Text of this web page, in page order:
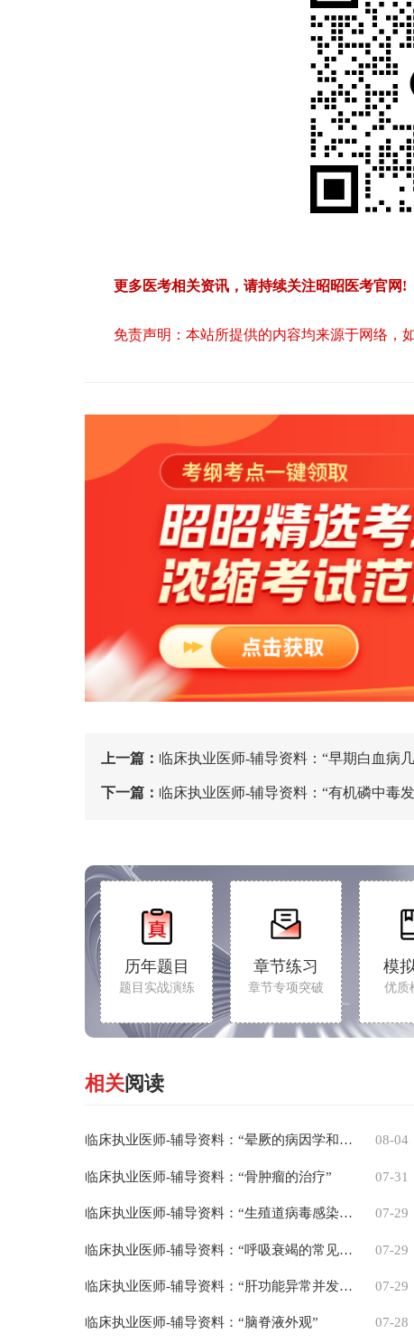
更多医考相关资讯，请持续关注昭昭医考官网!
免责声明：本站所提供的内容均来源于网络，
上一篇： 临床执业医师-辅导资料：“早期白血病
下一篇： 临床执业医师-辅导资料：“有机磷中毒
历年题目
题目实战演练
章节练习
章节专项突破
模
优质
相关阅读
临床执业医师-辅导资料：“晕厥的病因学和病理生理学” 08-04
临床执业医师-辅导资料：“骨肿瘤的治疗” 07-31
临床执业医师-辅导资料：“生殖道病毒感染的表现” 07-29
临床执业医师-辅导资料：“呼吸衰竭的常见预防方法” 07-29
临床执业医师-辅导资料：“肝功能异常并发症” 07-29
临床执业医师-辅导资料：“脑脊液外观” 07-28